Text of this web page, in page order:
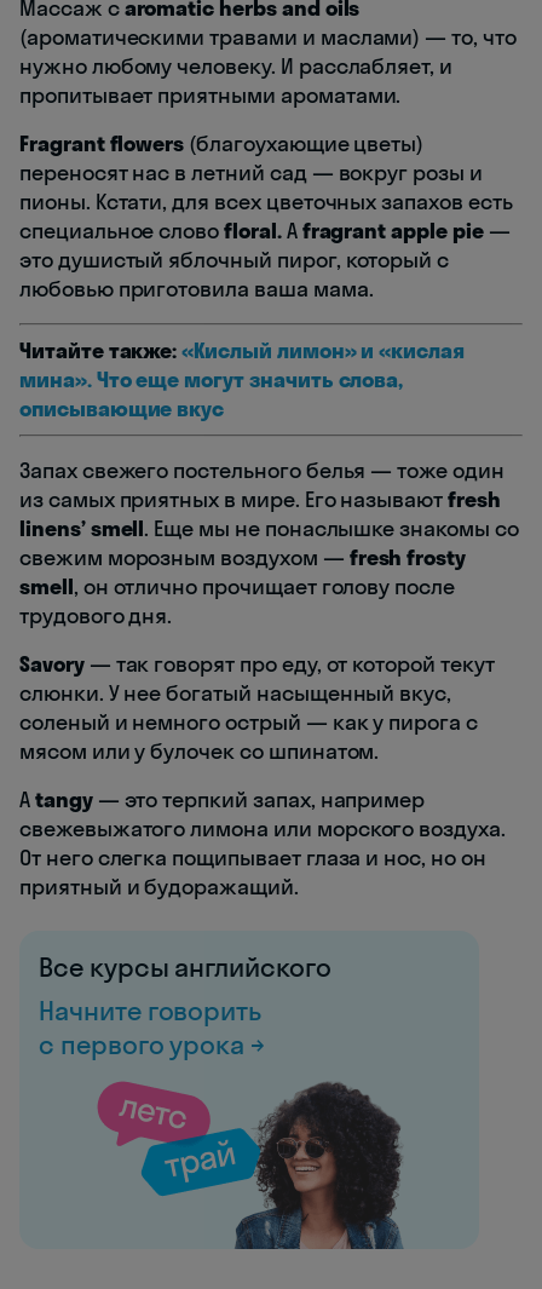
Массаж сaromatic herbs and oils
(ароматическими травами и маслами) — то, что
нужно любому человеку. И расслабляет, и
пропитывает приятными ароматами.
Fragrant flowers (благоухающие цветы)
переносят нас в летний сад — вокруг розы и
пионы. Кстати, для всех цветочных запахов есть
специальное словоfloral.Аfragrant apple pie—
это душистый яблочный пирог, который с
любовью приготовила ваша мама.
Читайте также:«Кислый лимон» и «кислая
мина». Что еще могут значить слова,
описывающие вкус
Запах свежего постельного белья — тоже один
из самых приятных в мире. Его называютfresh
linens’ smell. Еще мы не понаслышке знакомы со
свежим морозным воздухом — fresh frosty
smell, он отлично прочищает голову после
трудового дня.
Savory— так говорят про еду, от которой текут
слюнки. У нее богатый насыщенный вкус,
соленый и немного острый — как у пирога с
мясом или у булочек со шпинатом.
Аtangy— это терпкий запах, например
свежевыжатого лимона или морского воздуха.
От него слегка пощипывает глаза и нос, но он
приятный и будоражащий.
Все курсы английского
Начните говорить
с первого урока →